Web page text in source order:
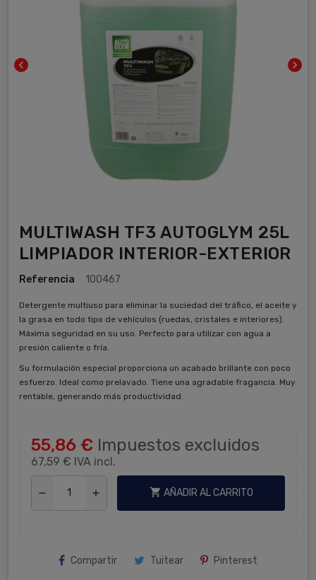
chevron_left chevron_right
MULTIWASH TF3 AUTOGLYM 25L
LIMPIADOR INTERIOR-EXTERIOR
Referencia 100467
Detergente multiuso para eliminar la suciedad del tráfico, el aceite y
la grasa en todo tipo de vehículos (ruedas, cristales e interiores).
Máxima seguridad en su uso. Perfecto para utilizar con agua a
presión caliente o fría.
Su formulación especial proporciona un acabado brillante con poco
esfuerzo. Ideal como prelavado. Tiene una agradable fragancia. Muy
rentable, generando más productividad.
55,86 € Impuestos excluidos
67,59 € IVA incl.
remove add shopping_cart AÑADIR AL CARRITO
Compartir Tuitear Pinterest